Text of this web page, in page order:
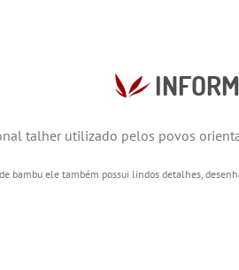
talher utilizado pelos povos
bambu ele também possui lindos detalhes,